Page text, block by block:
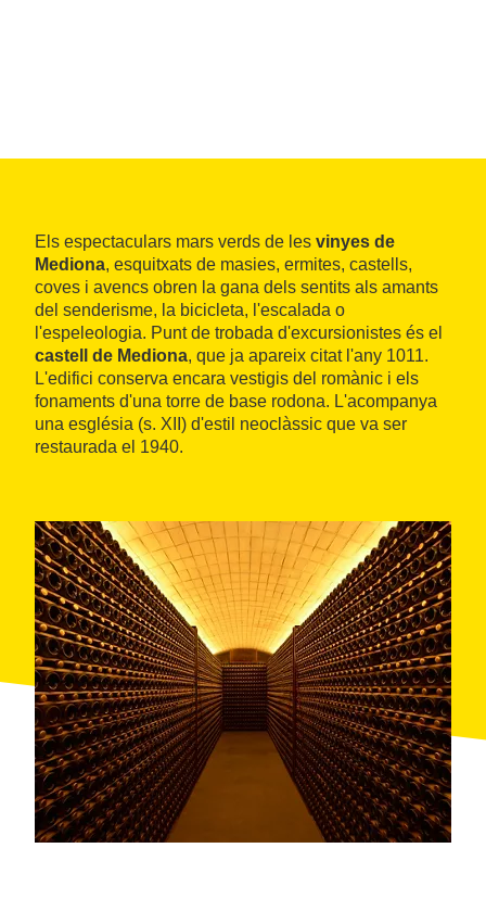
Els espectaculars mars verds de les vinyes de
Mediona, esquitxats de masies, ermites, castells,
coves i avencs obren la gana dels sentits als amants
del senderisme, la bicicleta, l'escalada o
l'espeleologia. Punt de trobada d'excursionistes és el
castell de Mediona, que ja apareix citat l'any 1011.
L'edifici conserva encara vestigis del romànic i els
fonaments d'una torre de base rodona. L'acompanya
una església (s. XII) d'estil neoclàssic que va ser
restaurada el 1940.